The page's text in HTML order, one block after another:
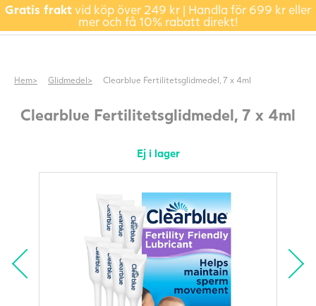
Gratis fraktvid köp över 249 kr | Handla för 699 kr eller
mer och få 10% rabatt direkt!
Hem Glidmedel Clearblue Fertilitetsglidmedel, 7 x 4ml
Clearblue Fertilitetsglidmedel, 7 x 4ml
Ej i lager